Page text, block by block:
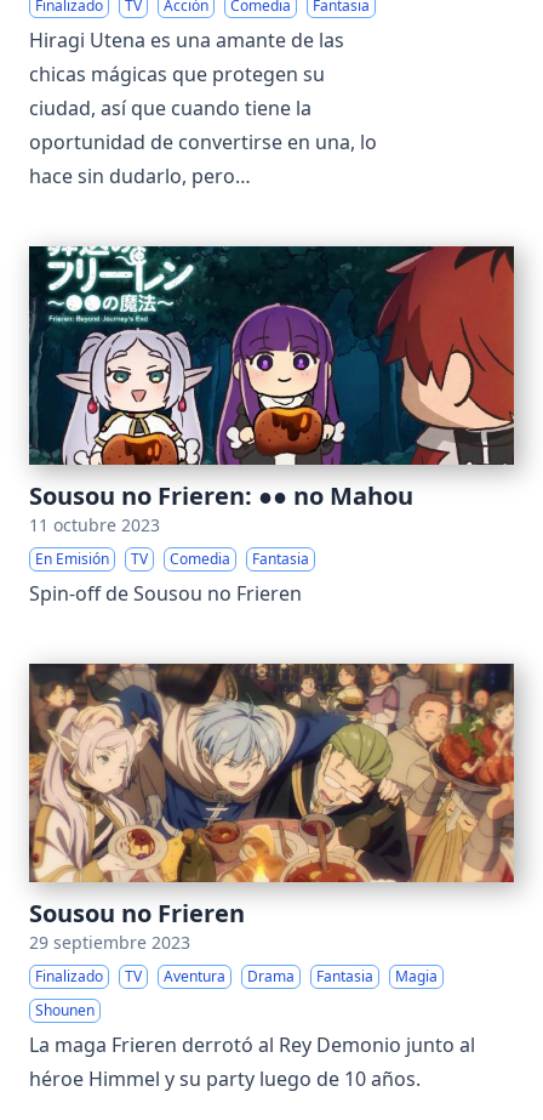
Finalizado TV Acción Comedia Fantasia
Hiragi Utena es una amante de las
chicas mágicas que protegen su
ciudad, así que cuando tiene la
oportunidad de convertirse en una, lo
hace sin dudarlo, pero…
Sousou no Frieren: ●● no Mahou
11 octubre 2023
En Emisión TV Comedia Fantasia
Spin-off de Sousou no Frieren
Sousou no Frieren
29 septiembre 2023
Finalizado TV Aventura Drama Fantasia
Magia
Shounen
La maga Frieren derrotó al Rey Demonio junto al
héroe Himmel y su party luego de 10 años.